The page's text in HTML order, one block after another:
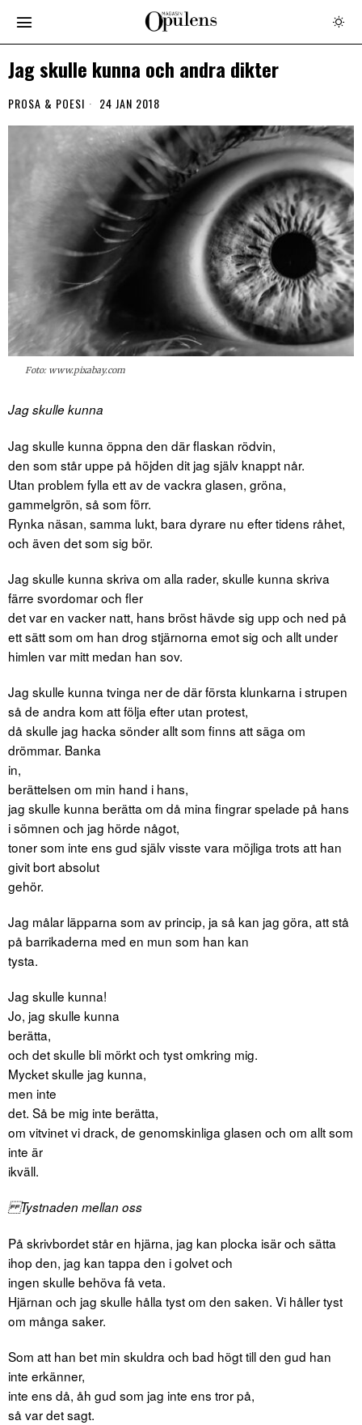
Jag skulle kunna och andra dikter
PROSA & POESI 24 JAN 2018
Foto: www.pixabay.com
Jag skulle kunna
Jag skulle kunna öppna den där flaskan rödvin,
den som står uppe på höjden dit jag själv knappt når.
Utan problem fylla ett av de vackra glasen, gröna,
gammelgrön, så som förr.
Rynka näsan, samma lukt, bara dyrare nu efter tidens råhet,
och även det som sig bör.
Jag skulle kunna skriva om alla rader, skulle kunna skriva
färre svordomar och fler
det var en vacker natt, hans bröst hävde sig upp och ned på
ett sätt som om han drog stjärnorna emot sig och allt under
himlen var mitt medan han sov.
Jag skulle kunna tvinga ner de där första klunkarna i strupen
så de andra kom att följa efter utan protest,
då skulle jag hacka sönder allt som finns att säga om
drömmar. Banka
in,
berättelsen om min hand i hans,
jag skulle kunna berätta om då mina fingrar spelade på hans
i sömnen och jag hörde något,
toner som inte ens gud själv visste vara möjliga trots att han
givit bort absolut
gehör.
Jag målar läpparna som av princip, ja så kan jag göra, att stå
på barrikaderna med en mun som han kan
tysta.
Jag skulle kunna!
Jo, jag skulle kunna
berätta,
och det skulle bli mörkt och tyst omkring mig.
Mycket skulle jag kunna,
men inte
det. Så be mig inte berätta,
om vitvinet vi drack, de genomskinliga glasen och om allt som
inte är
ikväll.
Tystnaden mellan oss
På skrivbordet står en hjärna, jag kan plocka isär och sätta
ihop den, jag kan tappa den i golvet och
ingen skulle behöva få veta.
Hjärnan och jag skulle hålla tyst om den saken. Vi håller tyst
om många saker.
Som att han bet min skuldra och bad högt till den gud han
inte erkänner,
inte ens då, åh gud som jag inte ens tror på,
så var det sagt.